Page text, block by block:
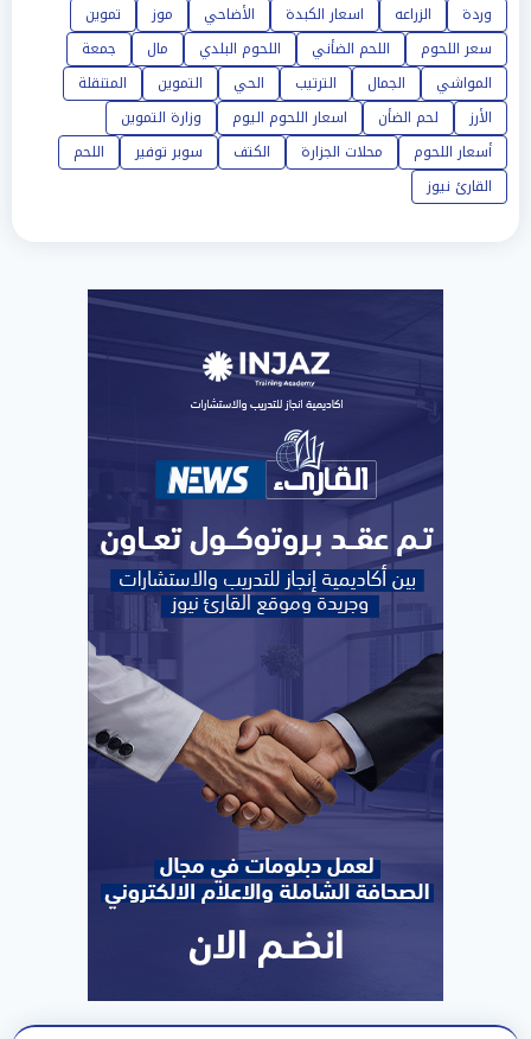
وردة
الزراعه اسعار الكبدة الأضاحي موز
تموين
سعر اللحوم
اللحم الضأني اللحوم البلدي مال
جمعة
المواشي
الجمال الترتيب الحي التموين
المتنقلة
الأرز
لحم الضأن اسعار اللحوم اليوم
وزارة التموين
أسعار اللحوم
محلات الجزارة الكتف سوبر توفير
اللحم
القارئ نيوز